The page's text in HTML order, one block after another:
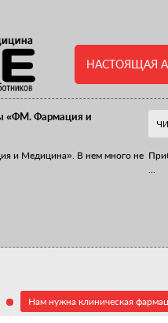
НАСТОЯЩАЯ
«ФМ. Фармация и
и Медицина». В нем много не
Нам нужна клиническая